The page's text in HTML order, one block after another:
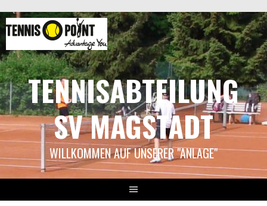
zum
Inhalt
TENNISABTEILUNG
SV MAGSTADT
WILLKOMMEN AUF UNSERER "ANLAGE"